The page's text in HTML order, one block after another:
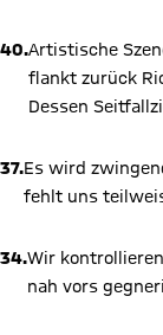
40.Artistische
flankt zurück
Dessen
37.Es wird
fehlt uns
34.Wir
nah vors